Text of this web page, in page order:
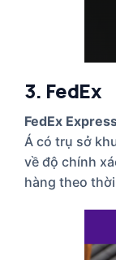
3. FedEx
FedEx
Á có trụ sở
về độ chính
hàng theo